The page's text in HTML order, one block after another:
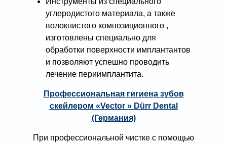
углеродистого материала, а также
волокнистого композиционного ,
изготовлены специально для
обработки поверхности имплантантов
и позволяют успешно проводить
лечение периимплантита.
Профессиональная гигиена зубов
скейлером «Vector » Dürr Dental
(Германия)
При профессиональной чистке с помощью